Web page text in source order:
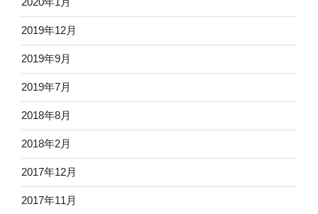
2019年12月
2019年9月
2019年7月
2018年8月
2018年2月
2017年12月
2017年11月